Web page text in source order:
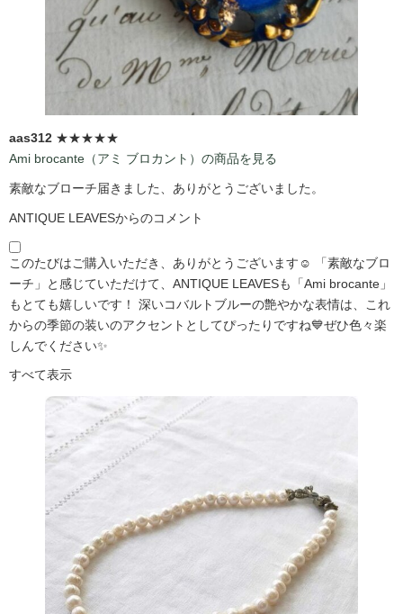
aas312 ★★★★★
Ami brocante（アミ ブロカント）の商品を見る
素敵なブローチ届きました、ありがとうございました。
ANTIQUE LEAVESからのコメント
このたびはご購入いただき、ありがとうございます☺️ 「素敵なブロ
ーチ」と感じていただけて、ANTIQUE LEAVESも「Ami brocante」
もとても嬉しいです！ 深いコバルトブルーの艶やかな表情は、これ
からの季節の装いのアクセントとしてぴったりですね💙ぜひ色々楽
しんでください✨
すべて表示